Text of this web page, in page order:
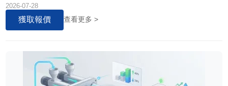
造成的±10%厚度偏差難題。
2026-07-28
獲取報價 查看更多 >